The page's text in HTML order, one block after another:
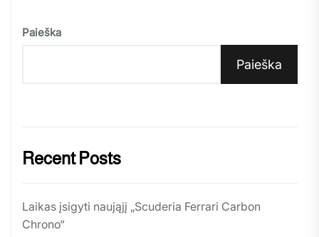
Paieška
Paieška
Recent Posts
Laikas įsigyti naująjį „Scuderia Ferrari Carbon
Chrono“